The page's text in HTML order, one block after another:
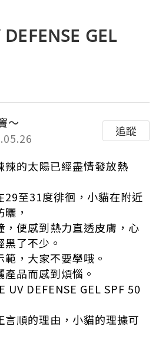
GEL
～
追蹤
辣的太陽已經盡情發放熱
29至31度徘徊，小貓在附近
，
，便感到熱力直透皮膚，心
了不少。
，大家不要學哦。
品而感到煩惱。
UV DEFENSE GEL SPF 50
言順的理由，小貓的理據可